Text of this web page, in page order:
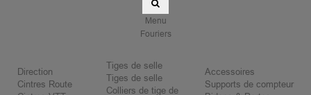
Menu
Fouriers
Direction
Cintres Route
Tiges de selle
Tiges de selle
Colliers de tige de
Accessoires
Supports de compteur